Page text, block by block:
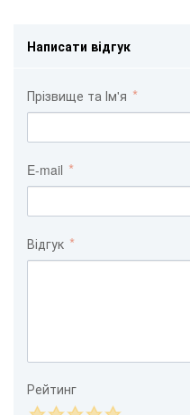
Написати відгук
Прізвище та Ім'я
E-mail
Відгук
Рейтинг